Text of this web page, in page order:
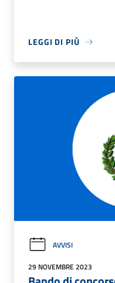
LEGGI DI PIÙ
AVVISI
29 NOVEMBRE 2023